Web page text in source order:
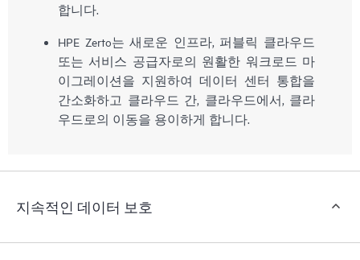
합니다.
HPE Zerto는 새로운 인프라, 퍼블릭 클라우드
또는 서비스 공급자로의 원활한 워크로드 마
이그레이션을 지원하여 데이터 센터 통합을
간소화하고 클라우드 간, 클라우드에서, 클라
우드로의 이동을 용이하게 합니다.
지속적인 데이터 보호